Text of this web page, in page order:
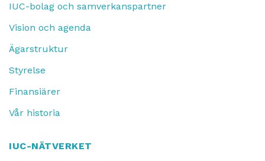
IUC-bolag och samverkanspartner
Vision och agenda
Ägarstruktur
Styrelse
Finansiärer
Vår historia
IUC-NÄTVERKET